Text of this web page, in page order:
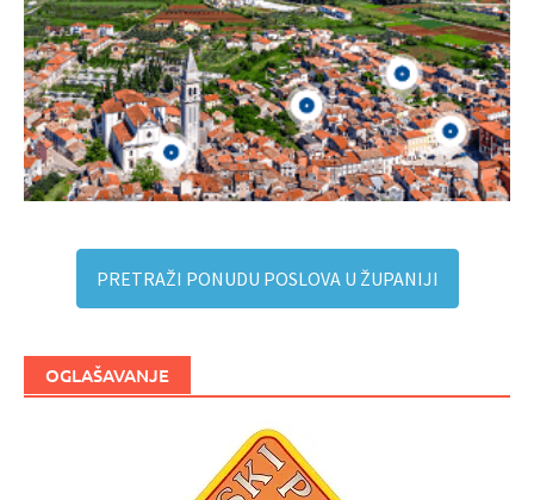
PRETRAŽI PONUDU POSLOVA U ŽUPANIJI
OGLAŠAVANJE